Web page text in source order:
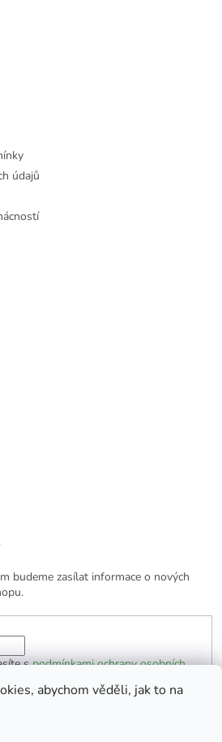
abychom věděli, jak to na
údajů
budeme zasílat informace o nových
spodmínkami ochrany osobních